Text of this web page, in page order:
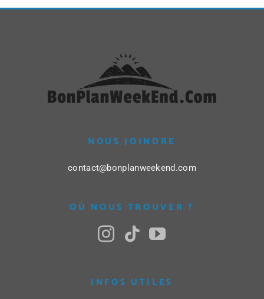
NOUS JOINDRE
contact@bonplanweekend.com
OÙ NOUS TROUVER ?
INFOS UTILES